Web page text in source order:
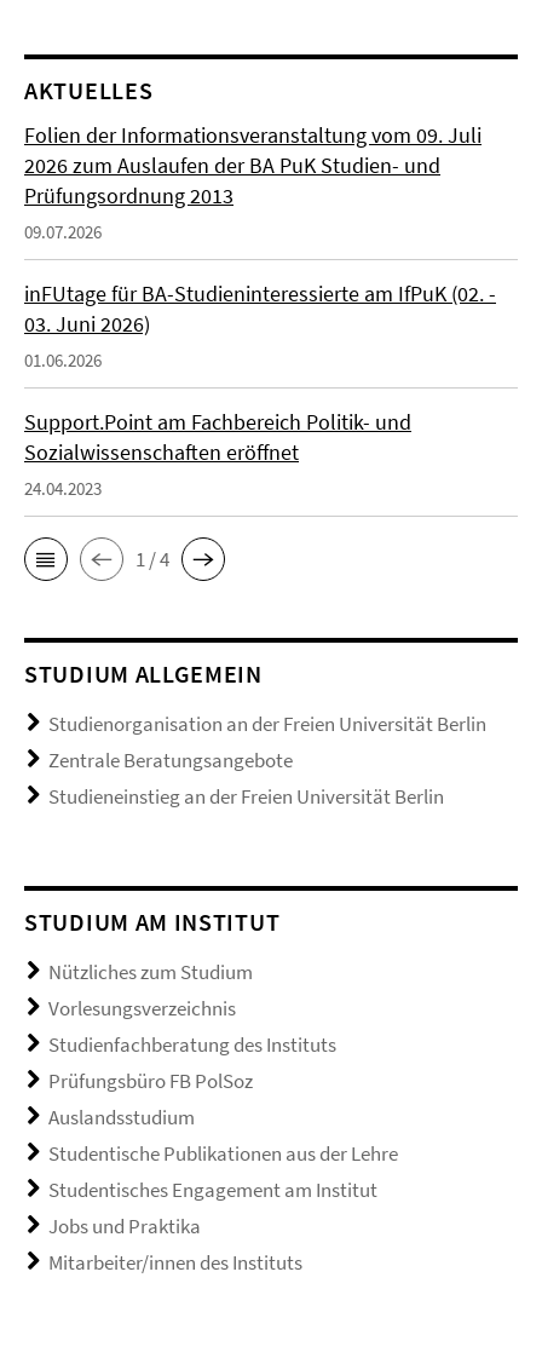
AKTUELLES
Folien der Informationsveranstaltung vom 09. Juli
2026 zum Auslaufen der BA PuK Studien- und
Prüfungsordnung 2013
09.07.2026
inFUtage für BA-Studieninteressierte am IfPuK (02. -
03. Juni 2026)
01.06.2026
Support.Point am Fachbereich Politik- und
Sozialwissenschaften eröffnet
24.04.2023
1 / 4
STUDIUM ALLGEMEIN
Studienorganisation an der Freien Universität Berlin
Zentrale Beratungsangebote
Studieneinstieg an der Freien Universität Berlin
STUDIUM AM INSTITUT
Nützliches zum Studium
Vorlesungsverzeichnis
Studienfachberatung des Instituts
Prüfungsbüro FB PolSoz
Auslandsstudium
Studentische Publikationen aus der Lehre
Studentisches Engagement am Institut
Jobs und Praktika
Mitarbeiter/innen des Instituts